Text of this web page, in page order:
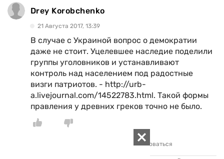
Drey Korobchenko
21 Августа 2017, 13:39
В случае с Украиной вопрос о демократии
даже не стоит. Уцелевшее наследие поделили
группы уголовников и устанавливают
контроль над населением под радостные
визги патриотов. - http://urb-
a.livejournal.com/14522783.html. Такой формы
правления у древних греков точно не было.
Пожаловаться